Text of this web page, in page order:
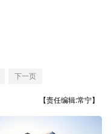
福建 江西
下一页
【责任编辑:常宁】